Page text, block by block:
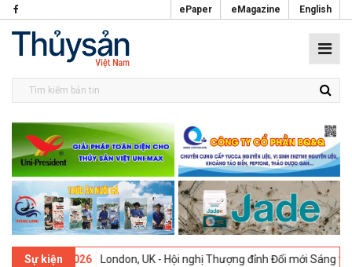
ePaper eMagazine English
Sự kiện
London, UK - Hội nghị Thượng đỉnh Đổi mới Sáng tạo trong Ngành